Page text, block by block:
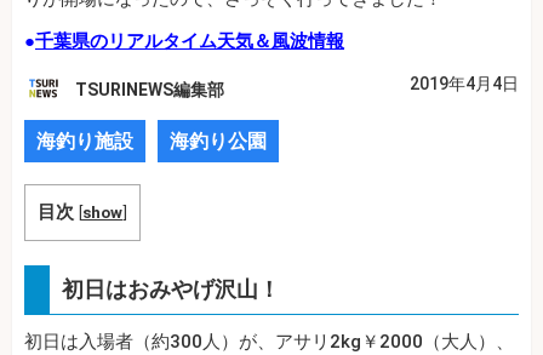
●千葉県のリアルタイム天気＆風波情報
TSURINEWS編集部 2019年4月4日
海釣り施設 海釣り公園
目次 [show]
初日はおみやげ沢山！
初日は入場者（約300人）が、アサリ2kg￥2000（大人）、